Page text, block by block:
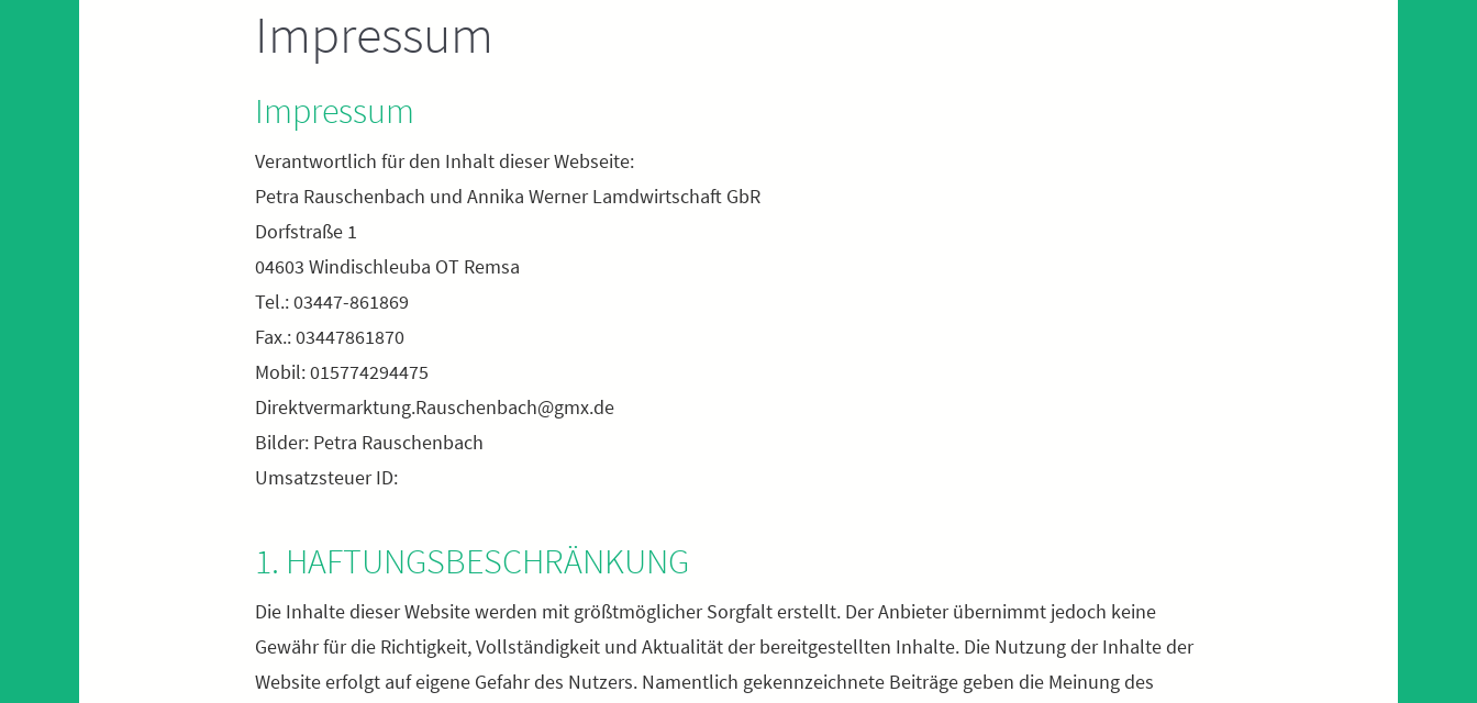
Impressum
Impressum
Verantwortlich für den Inhalt dieser Webseite:
Petra Rauschenbach und Annika Werner Lamdwirtschaft GbR
Dorfstraße 1
04603 Windischleuba OT Remsa
Tel.: 03447-861869
Fax.: 03447861870
Mobil: 015774294475
Direktvermarktung.Rauschenbach@gmx.de
Bilder: Petra Rauschenbach
Umsatzsteuer ID:
1. HAFTUNGSBESCHRÄNKUNG
Die Inhalte dieser Website werden mit größtmöglicher Sorgfalt erstellt. Der Anbieter übernimmt jedoch keine
Gewähr für die Richtigkeit, Vollständigkeit und Aktualität der bereitgestellten Inhalte. Die Nutzung der Inhalte der
Website erfolgt auf eigene Gefahr des Nutzers. Namentlich gekennzeichnete Beiträge geben die Meinung des